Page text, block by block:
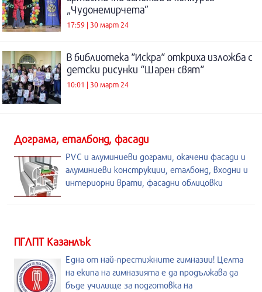
„Чудонемирчета”
17:59 | 30 март 24
В библиотека “Искра“ откриха изложба с
детски рисунки “Шарен свят“
10:01 | 30 март 24
Дограма, еталбонд, фасади
PVC и алуминиеви дограми, окачени фасади и
алуминиеви конструкции, еталбонд, входни и
интериорни врати, фасадни облицовки
ПГЛПТ Казанлък
Една от най-престижните гимназии! Целта
на екипа на гимназията е да продължава да
бъде училище за подготовка на